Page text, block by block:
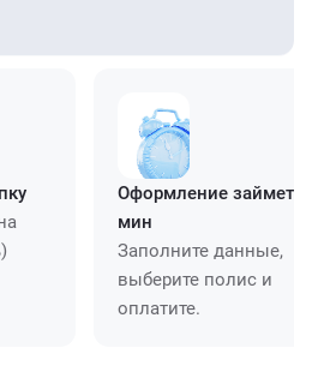
Оформление займет
мин
Заполните данные,
выберите полис и
оплатите.